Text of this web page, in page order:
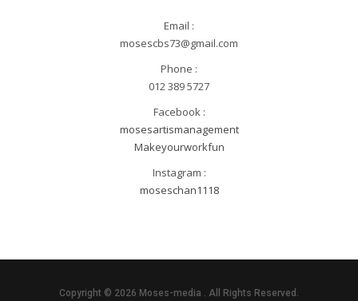
Email :
mosescbs73@gmail.com
Phone :
012 389 5727
Facebook :
mosesartismanagement
Makeyourworkfun
Instagram :
moseschan1118
Copyright © 2026 Moses-media . All Rights Reserved.